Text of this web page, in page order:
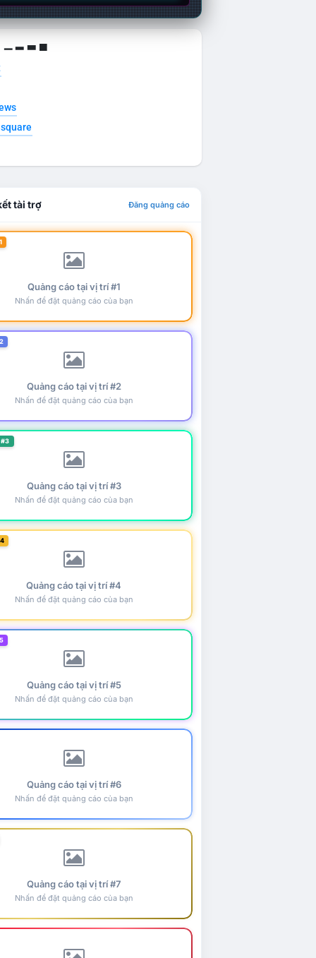
▁ ▂ ▃ ▄
tài trợ Đăng quảng cáo
Quảng cáo tại vị trí #1
Nhấn để đặt quảng cáo của bạn
Quảng cáo tại vị trí #2
Nhấn để đặt quảng cáo của bạn
Quảng cáo tại vị trí #3
Nhấn để đặt quảng cáo của bạn
Quảng cáo tại vị trí #4
Nhấn để đặt quảng cáo của bạn
Quảng cáo tại vị trí #5
Nhấn để đặt quảng cáo của bạn
Quảng cáo tại vị trí #6
Nhấn để đặt quảng cáo của bạn
Quảng cáo tại vị trí #7
Nhấn để đặt quảng cáo của bạn